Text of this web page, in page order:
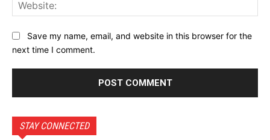
Save my name, email, and website in this browser for the
next time I comment.
STAY CONNECTED